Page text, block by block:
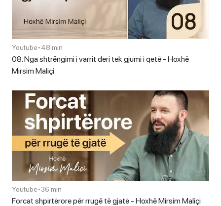
Youtube•48 min
08. Nga shtrëngimi i varrit deri tek gjumi i qetë - Hoxhë
Mirsim Maliçi
Youtube•36 min
Forcat shpirtërore për rrugë të gjatë - Hoxhë Mirsim Maliçi